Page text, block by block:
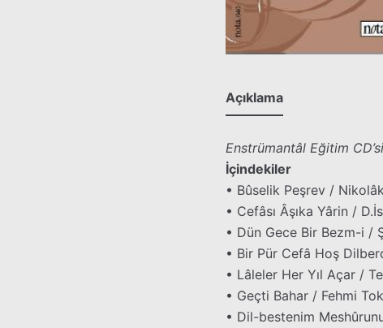
Açıklama
Enstrümantâl Eğitim
İçindekiler
• Bûselik Peşrev /
• Cefâsı Âşıka Yârin /
• Dün Gece Bir Bezm-i /
• Bir Pür Cefâ Hoş
• Lâleler Her Yıl Açar /
• Geçti Bahar / Fehmi
• Dil-bestenim